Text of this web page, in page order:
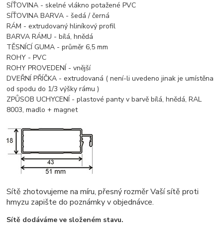
SÍŤOVINA - skelné vlákno potažené PVC
SÍŤOVINA BARVA - šedá / černá
RÁM - extrudovaný hliníkový profil
BARVA RÁMU - bílá, hnědá
TĚSNÍCÍ GUMA - průměr 6,5 mm
ROHY - PVC
ROHY PROVEDENÍ - vnější
DVEŘNÍ PŘÍČKA - extrudovaná ( není-li uvedeno jinak je umístěna
od spodu do 1/3 výšky rámu )
ZPŮSOB UCHYCENÍ - plastové panty v barvě bílá, hnědá, RAL
8003, madlo + magnet
Sítě zhotovujeme na míru, přesný rozměr Vaší sítě proti
hmyzu zapište do poznámky v objednávce.
Sítě dodáváme ve složeném stavu.